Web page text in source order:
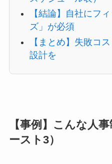
【結論】自社にフ
ズ」が必須
【まとめ】失敗コ
設計を
【事例】こんな人
ースト3）